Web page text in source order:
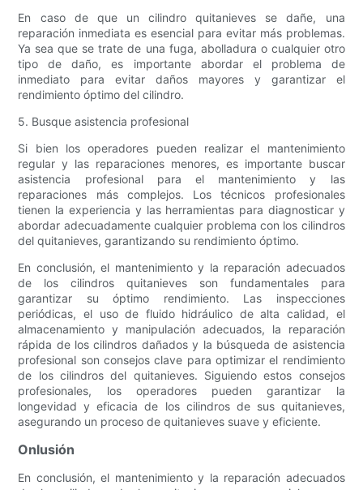
En caso de que un cilindro quitanieves se dañe, una
reparación inmediata es esencial para evitar más problemas.
Ya sea que se trate de una fuga, abolladura o cualquier otro
tipo de daño, es importante abordar el problema de
inmediato para evitar daños mayores y garantizar el
rendimiento óptimo del cilindro.
5. Busque asistencia profesional
Si bien los operadores pueden realizar el mantenimiento
regular y las reparaciones menores, es importante buscar
asistencia profesional para el mantenimiento y las
reparaciones más complejos. Los técnicos profesionales
tienen la experiencia y las herramientas para diagnosticar y
abordar adecuadamente cualquier problema con los cilindros
del quitanieves, garantizando su rendimiento óptimo.
En conclusión, el mantenimiento y la reparación adecuados
de los cilindros quitanieves son fundamentales para
garantizar su óptimo rendimiento. Las inspecciones
periódicas, el uso de fluido hidráulico de alta calidad, el
almacenamiento y manipulación adecuados, la reparación
rápida de los cilindros dañados y la búsqueda de asistencia
profesional son consejos clave para optimizar el rendimiento
de los cilindros del quitanieves. Siguiendo estos consejos
profesionales, los operadores pueden garantizar la
longevidad y eficacia de los cilindros de sus quitanieves,
asegurando un proceso de quitanieves suave y eficiente.
Onlusión
En conclusión, el mantenimiento y la reparación adecuados